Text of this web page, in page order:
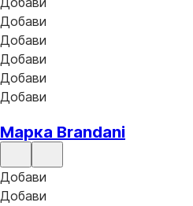
Добави
Добави
Добави
Добави
Добави
Марка Brandani
Добави
Добави